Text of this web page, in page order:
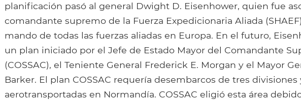
planificación pasó al general Dwight D. Eisenhower, quien fue
comandante supremo de la Fuerza Expedicionaria Aliada
mando de todas las fuerzas aliadas en Europa. En el futuro,
un plan iniciado por el Jefe de Estado Mayor del Comandante
(COSSAC), el Teniente General Frederick E. Morgan y el Mayor
Barker. El plan COSSAC requería desembarcos de tres divisiones
aerotransportadas en Normandía. COSSAC eligió esta área